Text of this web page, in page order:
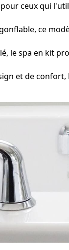
ceux qui
ce
le spa en kit
et de